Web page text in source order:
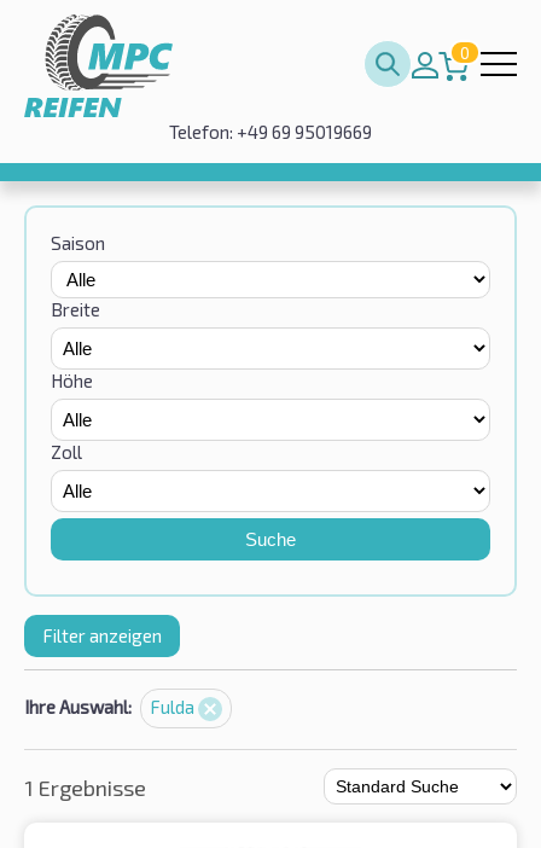
0
Telefon: +49 69 95019669
Saison
Breite
Höhe
Zoll
Suche
Filter anzeigen
Ihre Auswahl: Fulda
1 Ergebnisse